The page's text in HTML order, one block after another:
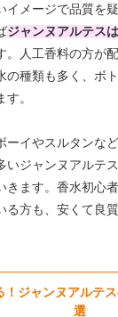
イメージで品質を
ジャンヌアルテス
。人工香料の方が
の種類も多く、ボ
。
ーイやスルタンな
いジャンヌアルテ
きます。香水初心
る方も、安くて良
！ジャンヌアルテ
選